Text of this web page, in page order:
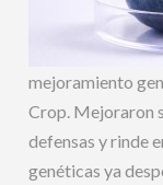
mejoramiento
Crop. Mejoraron
defensas y rinde
genéticas ya